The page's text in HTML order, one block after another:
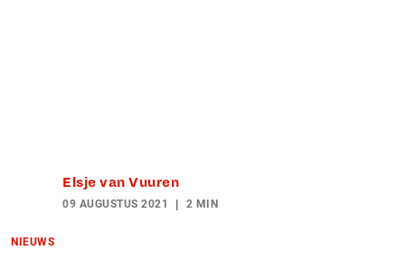
Elsje van Vuuren
09 AUGUSTUS 2021 2 MIN
NIEUWS